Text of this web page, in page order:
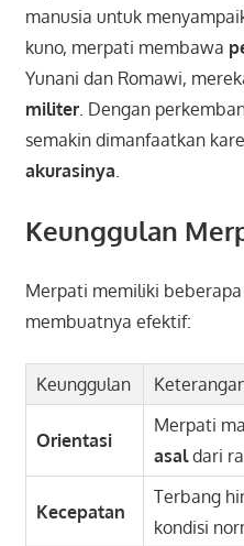
manusia untuk
kuno, merpati membawa
Yunani dan Romawi,
militer. Dengan
semakin dimanfaatkan
akurasinya
Keunggulan
Merpati memiliki beberapa
membuatnya efektif:
Keunggulan
Orientasi
Merpati
asaldari
Kecepatan
Terbang
kondisi